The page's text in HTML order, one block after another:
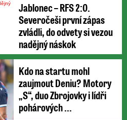
Jablonec – RFS 2:0.
Severočeši první zápas
zvládli, do odvety si vezou
nadějný náskok
Kdo na startu mohl
zaujmout Deniu? Motory
„S“, duo Zbrojovky i lídři
pohárových ...